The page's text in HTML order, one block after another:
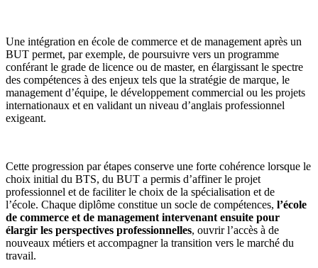
Une intégration en école de commerce et de management après un
BUT permet, par exemple, de poursuivre vers un programme
conférant le grade de licence ou de master, en élargissant le spectre
des compétences à des enjeux tels que la stratégie de marque, le
management d’équipe, le développement commercial ou les projets
internationaux et en validant un niveau d’anglais professionnel
exigeant.
Cette progression par étapes conserve une forte cohérence lorsque le
choix initial du BTS, du BUT a permis d’affiner le projet
professionnel et de faciliter le choix de la spécialisation et de
l’école. Chaque diplôme constitue un socle de compétences, l’école
de commerce et de management intervenant ensuite pour
élargir les perspectives professionnelles, ouvrir l’accès à de
nouveaux métiers et accompagner la transition vers le marché du
travail.